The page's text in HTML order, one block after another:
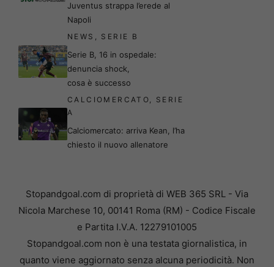
Juventus strappa l’erede al
Napoli
NEWS , SERIE B
Serie B, 16 in ospedale:
denuncia shock,
cosa è successo
CALCIOMERCATO, SERIE
A
Calciomercato: arriva Kean, l’ha
chiesto il nuovo allenatore
Stopandgoal.com di proprietà di WEB 365 SRL - Via
Nicola Marchese 10, 00141 Roma (RM) - Codice Fiscale
e Partita I.V.A. 12279101005
Stopandgoal.com non è una testata giornalistica, in
quanto viene aggiornato senza alcuna periodicità. Non